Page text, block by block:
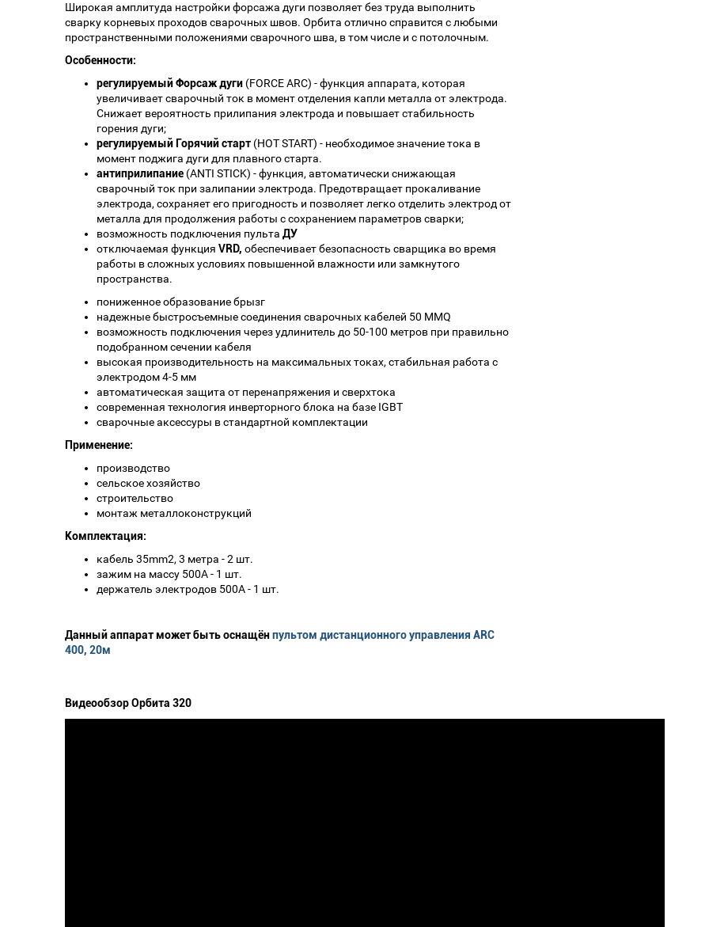
Широкая амплитуда настройки форсажа дуги позволяет без труда выполнить
сварку корневых проходов сварочных швов. Орбита отлично справится с любыми
пространственными положениями сварочного шва, в том числе и с потолочным.
Особенности:
регулируемый Форсаж дуги (FORCE ARC) - функция аппарата, которая
увеличивает сварочный ток в момент отделения капли металла от электрода.
Снижает вероятность прилипания электрода и повышает стабильность
горения дуги;
регулируемый Горячий старт (HOT START) - необходимое значение тока в
момент поджига дуги для плавного старта.
антиприлипание (ANTI STICK) - функция, автоматически снижающая
сварочный ток при залипании электрода. Предотвращает прокаливание
электрода, сохраняет его пригодность и позволяет легко отделить электрод от
металла для продолжения работы с сохранением параметров сварки;
возможность подключения пульта ДУ
отключаемая функция VRD, обеспечивает безопасность сварщика во время
работы в сложных условиях повышенной влажности или замкнутого
пространства.
пониженное образование брызг
надежные быстросъемные соединения сварочных кабелей 50 MMQ
возможность подключения через удлинитель до 50-100 метров при правильно
подобранном сечении кабеля
высокая производительность на максимальных токах, стабильная работа с
электродом 4-5 мм
автоматическая защита от перенапряжения и сверхтока
современная технология инверторного блока на базе IGBT
сварочные аксессуры в стандартной комплектации
Применение:
производство
сельское хозяйство
строительство
монтаж металлоконструкций
Комплектация:
кабель 35mm2, 3 метра - 2 шт.
зажим на массу 500А - 1 шт.
держатель электродов 500А - 1 шт.
Данный аппарат может быть оснащёнпультом дистанционного управления ARC
400, 20м
Видеообзор Орбита 320